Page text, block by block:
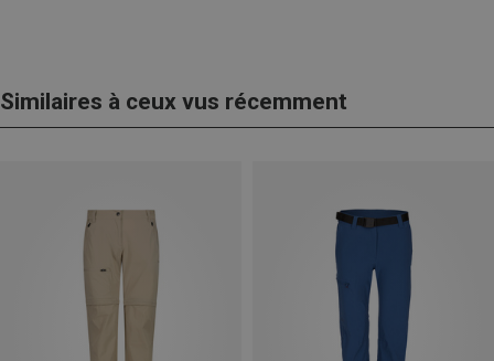
Similaires à ceux vus récemment